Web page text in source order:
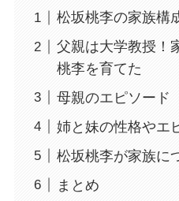
松坂桃李の家族構
父親は大学教授！
桃李を育てた
母親のエピソード
姉と妹の性格やエ
松坂桃李が家族に
まとめ